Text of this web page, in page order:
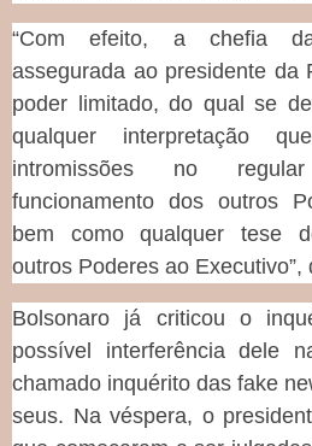
“Com efeito, a chefia
assegurada ao presidente da
poder limitado, do qual se
qualquer interpretação
intromissões no
funcionamento dos outros
bem como qualquer tese
outros Poderes ao Executivo”,
Bolsonaro já criticou o
possível interferência dele
chamado inquérito das fake
seus. Na véspera, o